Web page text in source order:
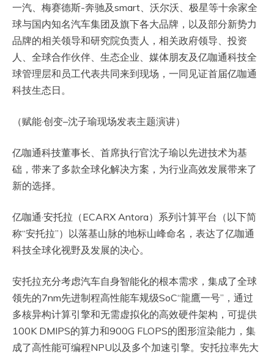
一汽、梅赛德斯-奔驰及smart、沃尔沃、极星等十余家全
球与国内知名汽车集团及旗下各大品牌，以及部分新势力
品牌的相关领导和研究院负责人，相关政府领导、投资
人、全球合作伙伴、生态企业、媒体朋友及亿咖通科技全
球管理层和员工代表共同来到现场，一同见证首届亿咖通
科技生态日。
（赋能·创变–沈子瑜现场发表主题演讲）
亿咖通科技董事长、首席执行官沈子瑜以先进技术为基
础，带来了多款全球化解决方案，为行业高效发展带来了
新的选择。
亿咖通·安托拉（ECARX Antora）系列计算平台（以下简
称“安托拉”）以落基山脉的地标山峰命名，表达了亿咖通
科技全球化视野及发展的决心。
安托拉充分考虑汽车自身智能化的根本需求，集成了全球
领先的7nm先进制程高性能车规级SoC“龍鷹一号”，通过
多核异构计算引擎和无需虚拟化的高效硬件架构，可提供
100K DMIPS的算力和900G FLOPS的图形渲染能力，集
成了高性能可编程NPU以及多个加速引擎。安托拉率先大